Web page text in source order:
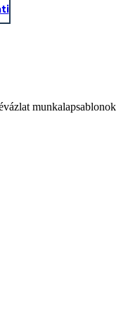
munkalapsablonok